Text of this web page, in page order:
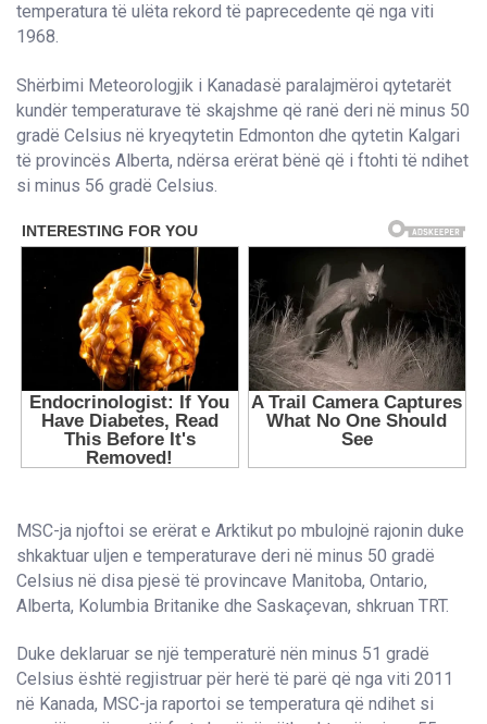
temperatura të ulëta rekord të paprecedente që nga viti
1968.
Shërbimi Meteorologjik i Kanadasë paralajmëroi qytetarët
kundër temperaturave të skajshme që ranë deri në minus 50
gradë Celsius në kryeqytetin Edmonton dhe qytetin Kalgari
të provincës Alberta, ndërsa erërat bënë që i ftohti të ndihet
si minus 56 gradë Celsius.
MSC-ja njoftoi se erërat e Arktikut po mbulojnë rajonin duke
shkaktuar uljen e temperaturave deri në minus 50 gradë
Celsius në disa pjesë të provincave Manitoba, Ontario,
Alberta, Kolumbia Britanike dhe Saskaçevan, shkruan TRT.
Duke deklaruar se një temperaturë nën minus 51 gradë
Celsius është regjistruar për herë të parë që nga viti 2011
në Kanada, MSC-ja raportoi se temperatura që ndihet si